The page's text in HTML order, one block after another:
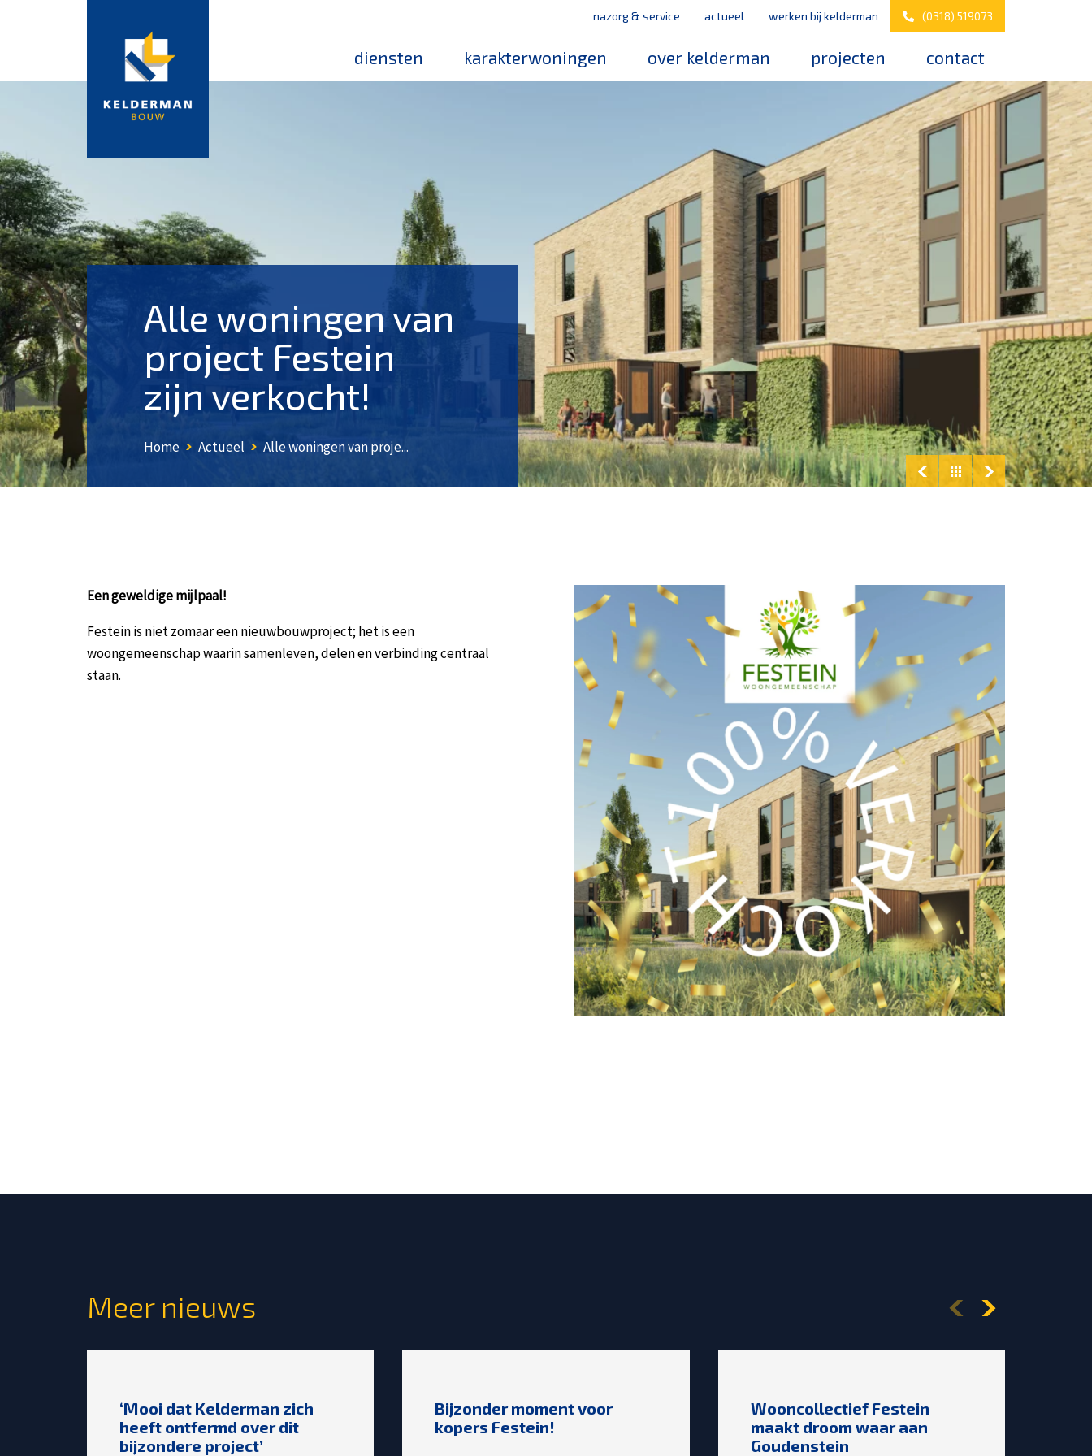
nazorg & service actueel werken bij kelderman (0318) 519073
diensten karakterwoningen over kelderman
leerbedrijf
magazines
projecten contact
werken bij kelderman
nazorg & service
Alle woningen van
project Festein
zijn verkocht!
Home Actueel Alle woningen van proje...
Een geweldige mijlpaal!
Festein is niet zomaar een nieuwbouwproject; het is een
woongemeenschap waarin samenleven, delen en verbinding centraal
staan.
Meer nieuws
‘Mooi dat Kelderman zich
heeft ontfermd over dit
bijzondere project’
Bijzonder moment voor
kopers Festein!
Wooncollectief Festein
maakt droom waar aan
Goudenstein